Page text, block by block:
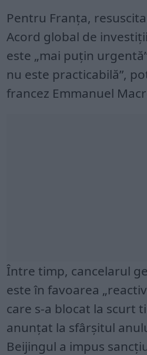
Pentru Franța,
Acord global de
este „mai puțin
nu este practicabilă”,
francez Emmanuel
Între timp, cancelarul
este în favoarea
care s-a blocat la scurt
anunțat la sfârșitul
Beijingul a impus